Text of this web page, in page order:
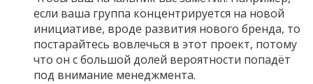
если ваша группа концентрируется на новой
инициативе, вроде развития нового бренда, то
постарайтесь вовлечься в этот проект, потому
что он с большой долей вероятности попадёт
под внимание менеджмента.